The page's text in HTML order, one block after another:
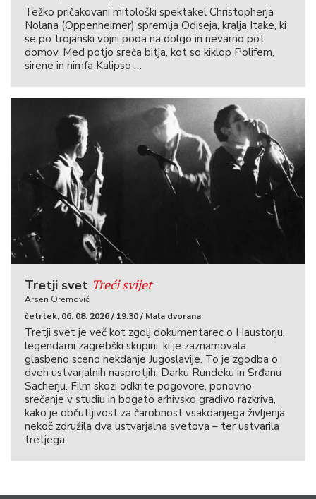
Težko pričakovani mitološki spektakel Christopherja
Nolana (Oppenheimer) spremlja Odiseja, kralja Itake, ki
se po trojanski vojni poda na dolgo in nevarno pot
domov. Med potjo sreča bitja, kot so kiklop Polifem,
sirene in nimfa Kalipso …
Tretji svet Treći svijet
Arsen Oremović
četrtek, 06. 08. 2026 / 19:30 / Mala dvorana
Tretji svet je več kot zgolj dokumentarec o Haustorju,
legendarni zagrebški skupini, ki je zaznamovala
glasbeno sceno nekdanje Jugoslavije. To je zgodba o
dveh ustvarjalnih nasprotjih: Darku Rundeku in Srđanu
Sacherju. Film skozi odkrite pogovore, ponovno
srečanje v studiu in bogato arhivsko gradivo razkriva,
kako je občutljivost za čarobnost vsakdanjega življenja
nekoč združila dva ustvarjalna svetova – ter ustvarila
tretjega.